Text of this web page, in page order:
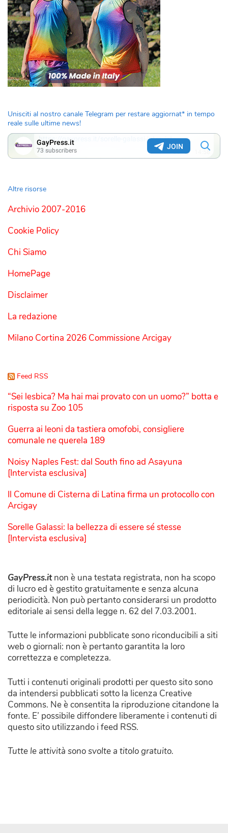
Unisciti al nostro canale Telegram per restare aggiornat* in tempo
reale sulle ultime news!
Altre risorse
Archivio 2007-2016
Cookie Policy
Chi Siamo
HomePage
Disclaimer
La redazione
Milano Cortina 2026 Commissione Arcigay
Feed RSS
“Sei lesbica? Ma hai mai provato con un uomo?” botta e
risposta su Zoo 105
Guerra ai leoni da tastiera omofobi, consigliere
comunale ne querela 189
Noisy Naples Fest: dal South fino ad Asayuna
[Intervista esclusiva]
Il Comune di Cisterna di Latina firma un protocollo con
Arcigay
Sorelle Galassi: la bellezza di essere sé stesse
[Intervista esclusiva]
GayPress.itnon è una testata registrata, non ha scopo
di lucro ed è gestito gratuitamente e senza alcuna
periodicità. Non può pertanto considerarsi un prodotto
editoriale ai sensi della legge n. 62 del 7.03.2001.
Tutte le informazioni pubblicate sono riconducibili a siti
web o giornali: non è pertanto garantita la loro
correttezza e completezza.
Tutti i contenuti originali prodotti per questo sito sono
da intendersi pubblicati sotto la licenza Creative
Commons. Ne è consentita la riproduzione citandone la
fonte. E’ possibile diffondere liberamente i contenuti di
questo sito utilizzando i feed RSS.
Tutte le attività sono svolte a titolo gratuito.